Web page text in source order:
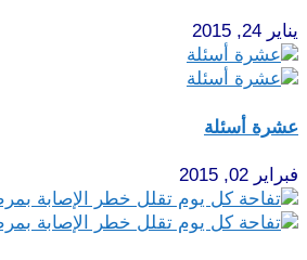
يناير 24, 2015
عشرة أسئلة
فبراير 02, 2015